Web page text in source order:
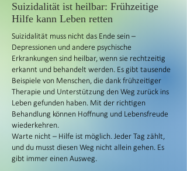
Suizidalität ist heilbar: Frühzeitige
Hilfe kann Leben retten
Suizidalität muss nicht das Ende sein –
Depressionen und andere psychische
Erkrankungen sind heilbar, wenn sie rechtzeitig
erkannt und behandelt werden. Es gibt tausende
Beispiele von Menschen, die dank frühzeitiger
Therapie und Unterstützung den Weg zurück ins
Leben gefunden haben. Mit der richtigen
Behandlung können Hoffnung und Lebensfreude
wiederkehren.
Warte nicht – Hilfe ist möglich. Jeder Tag zählt,
und du musst diesen Weg nicht allein gehen. Es
gibt immer einen Ausweg.